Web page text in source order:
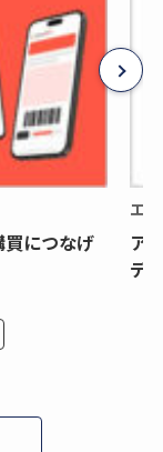
につなげ
エ
ア
デ